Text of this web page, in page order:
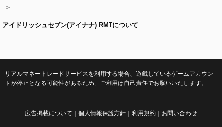
-->
アイドリッシュセブン(アイナナ) RMTについて
リアルマネートレードサービスを利用する場合、遊戯しているゲームアカウン
トが停止となる可能性があるため、ご利用は自己責任でお願いいたします。
広告掲載について 個人情報保護方針 利用規約 お問い合わせ